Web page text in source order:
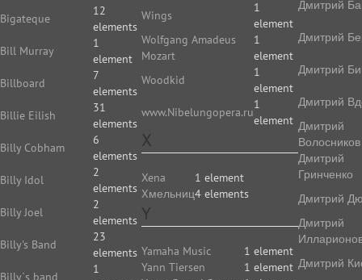
Bigateque
12
elements
Bill Murray
1
element
Billboard
7
elements
Billie Eilish
31
elements
Billy Cobham
6
elements
Billy Idol
2
elements
Billy Joel
2
elements
Billy's Band
23
elements
Billy`s band
1
Wings
1
element
Wolfgang Amadeus
Mozart
1
element
Woodkid
1
element
www.Nibelungopera.ru
1
element
X
Xena
1 element
Xмельниц4 elements
Y
Yamaha Music
1 element
Yann Tiersen
1 element
Дмитрий
Дмитрий
Дмитрий
Дмитрий
Дмитрий
Волосников
Дмитрий
Гринченко
Дмитрий
Дмитрий
Дмитрий